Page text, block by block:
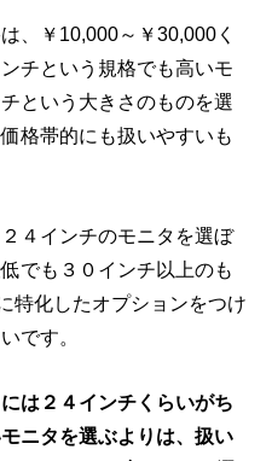
、￥10,000～￥30,000く
チという規格でも高いモ
という大きさのものを選
格帯的にも扱いやすいも
４インチのモニタを選ぼ
でも３０インチ以上のも
特化したオプションをつけ
です。
は２４インチくらいがち
ニタを選ぶよりは、扱い